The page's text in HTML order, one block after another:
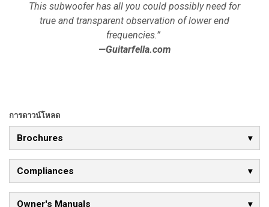
This subwoofer has all you could possibly need for
true and transparent observation of lower end
frequencies.”
—Guitarfella.com
การดาวน์โหลด
Brochures
Compliances
Owner's Manuals